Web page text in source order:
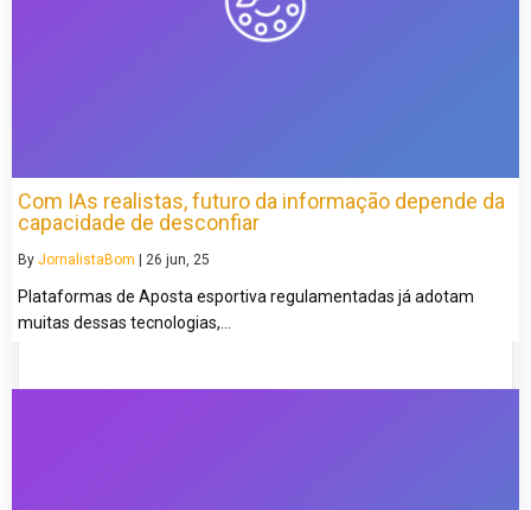
Com IAs realistas, futuro da informação depende da
capacidade de desconfiar
By JornalistaBom | 26 jun, 25
Plataformas de Aposta esportiva regulamentadas já adotam
muitas dessas tecnologias,…